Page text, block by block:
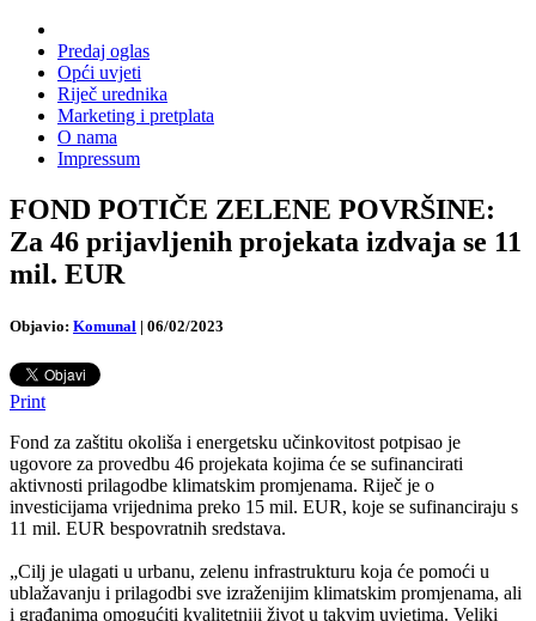
Predaj oglas
Opći uvjeti
Riječ urednika
Marketing i pretplata
O nama
Impressum
FOND POTIČE ZELENE POVRŠINE:
Za 46 prijavljenih projekata izdvaja se 11
mil. EUR
Objavio: Komunal | 06/02/2023
Print
Fond za zaštitu okoliša i energetsku učinkovitost potpisao je
ugovore za provedbu 46 projekata kojima će se sufinancirati
aktivnosti prilagodbe klimatskim promjenama. Riječ je o
investicijama vrijednima preko 15 mil. EUR, koje se sufinanciraju s
11 mil. EUR bespovratnih sredstava.
„Cilj je ulagati u urbanu, zelenu infrastrukturu koja će pomoći u
ublažavanju i prilagodbi sve izraženijim klimatskim promjenama, ali
i građanima omogućiti kvalitetniji život u takvim uvjetima. Veliki